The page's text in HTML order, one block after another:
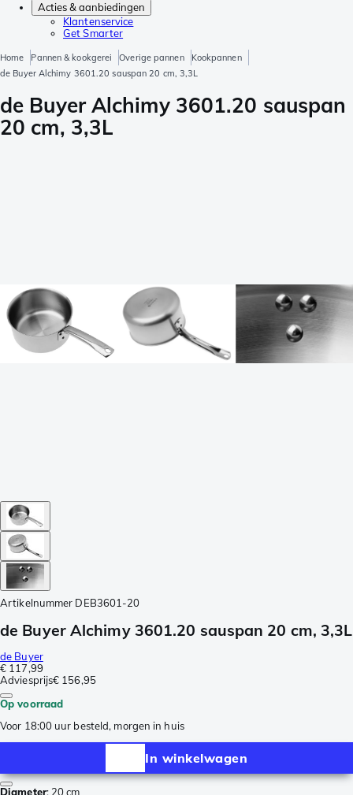
Acties & aanbiedingen
Klantenservice
Get Smarter
Home Pannen & kookgerei Overige pannen
Kookpannen
de Buyer Alchimy 3601.20 sauspan 20 cm, 3,3L
de Buyer Alchimy 3601.20 sauspan
20 cm, 3,3L
Artikelnummer DEB3601-20
de Buyer Alchimy 3601.20 sauspan 20 cm, 3,3L
de Buyer
€ 117,99
Adviesprijs€ 156,95
Op voorraad
Voor 18:00 uur besteld, morgen in huis
In winkelwagen
Diameter: 20 cm